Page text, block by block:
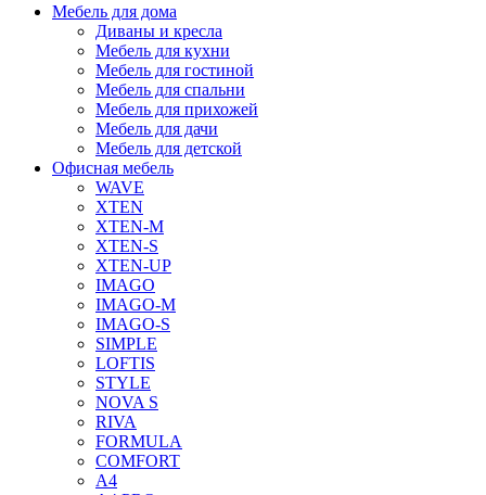
Мебель для дома
Диваны и кресла
Мебель для кухни
Мебель для гостиной
Мебель для спальни
Мебель для прихожей
Мебель для дачи
Мебель для детской
Офисная мебель
WAVE
XTEN
XTEN-M
XTEN-S
XTEN-UP
IMAGO
IMAGO-M
IMAGO-S
SIMPLE
LOFTIS
STYLE
NOVA S
RIVA
FORMULA
COMFORT
A4